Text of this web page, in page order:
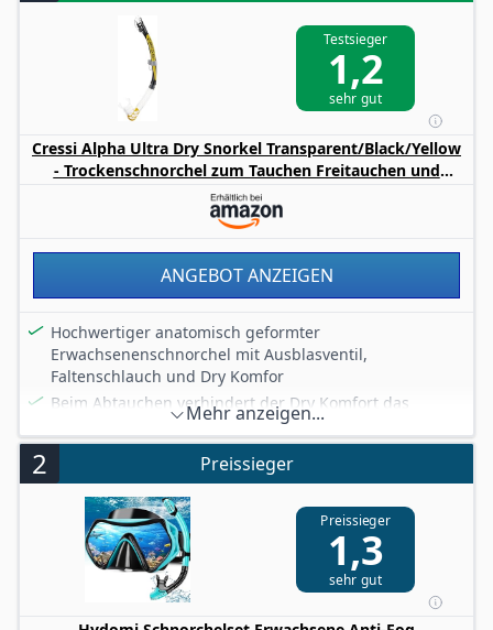
Testsieger
1,2
sehr gut
Cressi Alpha Ultra Dry Snorkel Transparent/Black/Yellow
- Trockenschnorchel zum Tauchen Freitauchen und
Schnorcheln, Transparent/Schwarz/Silber, Einheitsgröße
Unisex
ANGEBOT ANZEIGEN
Hochwertiger anatomisch geformter
Erwachsenenschnorchel mit Ausblasventil,
Faltenschlauch und Dry Komfor
Beim Abtauchen verhindert der Dry Komfort das
Eindringen von Wasser und vermindert dadurch das
Ausblasen des Wassers
Silikonmundstück mit Beißwarzen. Flexibler Silikon
Faltenschlauch, für ein besseres zuführen an den
Mund
Splash Guard. So ist auch ein Schnorcheln bei
Wellengang möglich, ohne das viel Spritzwasser in das
Schnorchelrohr läuft. Verstellbare Clip
Schnorchelhalterung
Mehr anzeigen...
2 Preissieger
Preissieger
1,3
sehr gut